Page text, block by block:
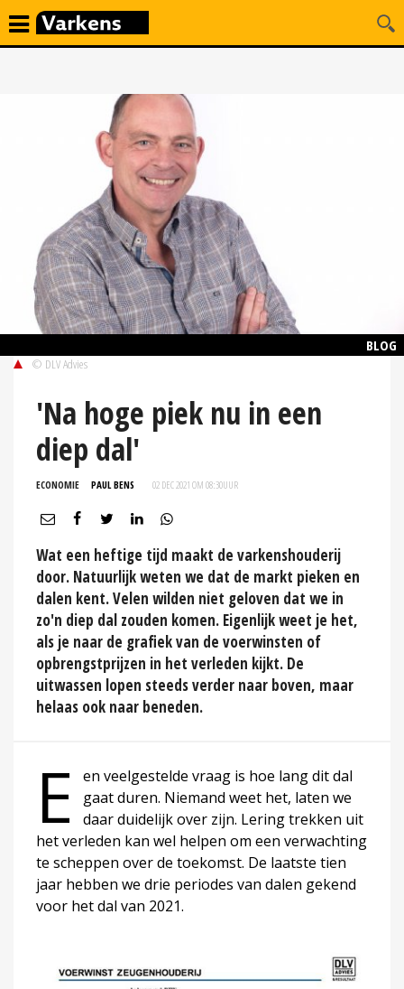
BLOG
© DLV Advies
'Na hoge piek nu in een
diep dal'
ECONOMIE PAUL BENS 02 DEC 2021 OM 08:30UUR
Wat een heftige tijd maakt de varkenshouderij
door. Natuurlijk weten we dat de markt pieken en
dalen kent. Velen wilden niet geloven dat we in
zo'n diep dal zouden komen. Eigenlijk weet je het,
als je naar de grafiek van de voerwinsten of
opbrengstprijzen in het verleden kijkt. De
uitwassen lopen steeds verder naar boven, maar
helaas ook naar beneden.
E
en veelgestelde vraag is hoe lang dit dal
gaat duren. Niemand weet het, laten we
daar duidelijk over zijn. Lering trekken uit
het verleden kan wel helpen om een verwachting
te scheppen over de toekomst. De laatste tien
jaar hebben we drie periodes van dalen gekend
voor het dal van 2021.